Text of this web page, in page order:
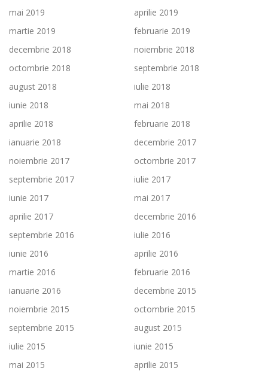
mai 2019
aprilie 2019
martie 2019
februarie 2019
decembrie 2018
noiembrie 2018
octombrie 2018
septembrie 2018
august 2018
iulie 2018
iunie 2018
mai 2018
aprilie 2018
februarie 2018
ianuarie 2018
decembrie 2017
noiembrie 2017
octombrie 2017
septembrie 2017
iulie 2017
iunie 2017
mai 2017
aprilie 2017
decembrie 2016
septembrie 2016
iulie 2016
iunie 2016
aprilie 2016
martie 2016
februarie 2016
ianuarie 2016
decembrie 2015
noiembrie 2015
octombrie 2015
septembrie 2015
august 2015
iulie 2015
iunie 2015
mai 2015
aprilie 2015